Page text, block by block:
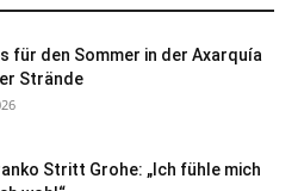
für den Sommer in der Axarquía
Strände
Stritt Grohe: „Ich fühle mich